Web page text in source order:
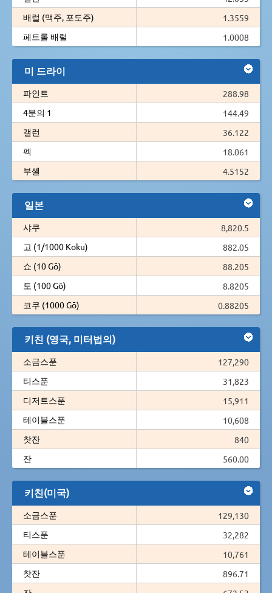
배럴 (맥주, 포도주)
1.3559
페트롤 배럴
1.0008
미 드라이
파인트
288.98
4분의 1
144.49
갤런
36.122
펙
18.061
부셸
4.5152
일본
샤쿠
8,820.5
고 (1/1000 Koku)
882.05
쇼 (10 Gō)
88.205
토 (100 Gō)
8.8205
코쿠 (1000 Gō)
0.88205
키친 (영국, 미터법의)
소금스푼
127,290
티스푼
31,823
디저트스푼
15,911
테이블스푼
10,608
찻잔
840
잔
560.00
키친(미국)
소금스푼
129,130
티스푼
32,282
테이블스푼
10,761
찻잔
896.71